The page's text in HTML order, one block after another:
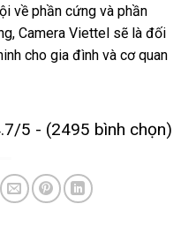
về phần cứng và phần
Camera Viettel sẽ là đối
cho gia đình và cơ quan
5 - (2495 bình chọn)